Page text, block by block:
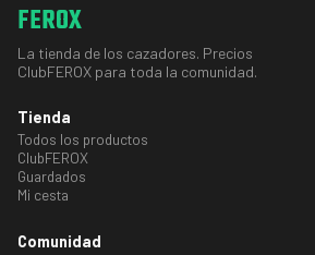
FEROX
La tienda de los cazadores. Precios
ClubFEROX para toda la comunidad.
Tienda
Todos los productos
ClubFEROX
Guardados
Mi cesta
Comunidad